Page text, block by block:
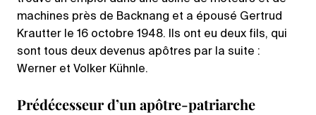
machines près de Backnang et a épousé Gertrud
Krautter le 16 octobre 1948. Ils ont eu deux fils, qui
sont tous deux devenus apôtres par la suite :
Werner et Volker Kühnle.
Prédécesseur d’un apôtre-patriarche